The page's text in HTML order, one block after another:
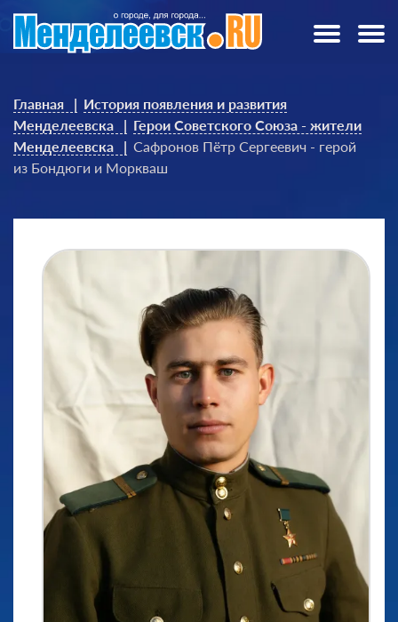
Главная
История появления и развития
Менделеевска
Герои Советского Союза - жители
Менделеевска
Сафронов Пётр Сергеевич - герой
из Бондюги и Моркваш